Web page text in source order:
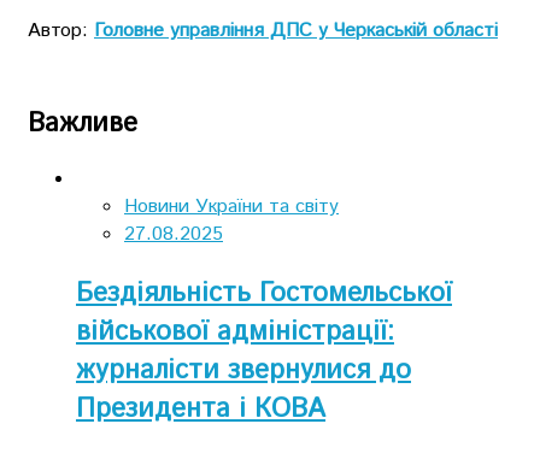
Автор: Головне управління ДПС у Черкаській області
Важливе
Новини України та світу
27.08.2025
Бездіяльність Гостомельської
військової адміністрації:
журналісти звернулися до
Президента і КОВА